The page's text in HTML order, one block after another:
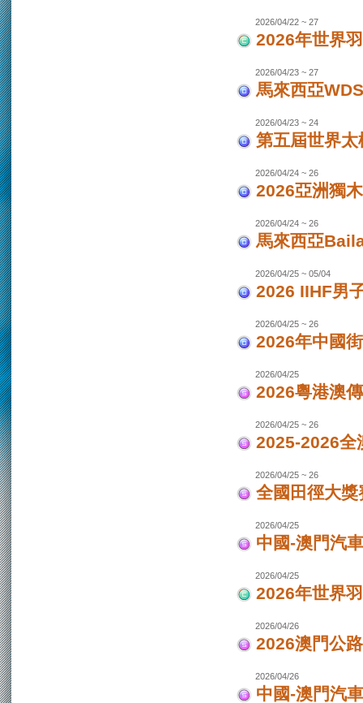
2026/04/22 ~ 27
2026年世界
2026/04/23 ~ 27
馬來西亞
2026/04/23 ~ 24
第五屆世界
2026/04/24 ~ 26
2026亞洲獨
2026/04/24 ~ 26
馬來西亞
2026/04/25 ~ 05/04
2026 IIHF男
2026/04/25 ~ 26
2026年中國
2026/04/25
2026粵港澳
2026/04/25 ~ 26
2025-2026全
2026/04/25 ~ 26
全國田徑大獎
2026/04/25
中國-澳門汽
2026/04/25
2026年世界
2026/04/26
2026澳門公
2026/04/26
中國-澳門汽